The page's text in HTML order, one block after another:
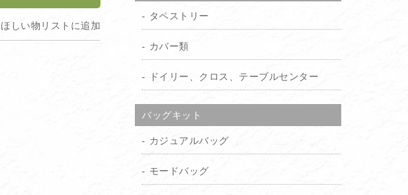
ほしい物リストに追加
タペストリー
カバー類
ドイリー、クロス、テーブルセンター
バッグキット
カジュアルバッグ
モードバッグ